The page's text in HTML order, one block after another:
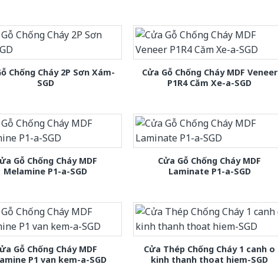
Chống Cháy 2P Sơn Xám-
SGD
Cửa Gỗ Chống Cháy MDF Veneer
P1R4 Căm Xe-a-SGD
Gỗ Chống Cháy MDF
Melamine P1-a-SGD
Cửa Gỗ Chống Cháy MDF
Laminate P1-a-SGD
Gỗ Chống Cháy MDF
P1 van kem-a-SGD
Cửa Thép Chống Cháy 1 canh o
kinh thanh thoat hiem-SGD